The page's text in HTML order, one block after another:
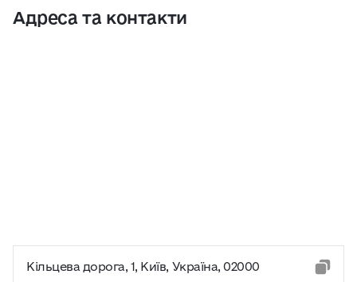
Адреса та контакти
Кільцева дорога, 1, Київ, Україна, 02000